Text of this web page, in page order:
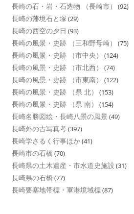
長崎の石・岩・石造物 （長崎市） (92)
長崎の藩境石と塚 (29)
長崎の西空の夕日 (93)
長崎の風景・史跡 （三和野母崎） (75)
長崎の風景・史跡 （市中央） (124)
長崎の風景・史跡 （市北西） (74)
長崎の風景・史跡 （市東南） (122)
長崎の風景・史跡 （県 北） (153)
長崎の風景・史跡 （県 南） (154)
長崎名勝図絵・長崎八景の風景 (49)
長崎外の古写真考(397)
長崎学さるく行事ほか(41)
長崎市の石橋 (70)
長崎県の土木遺産・市水道史施設 (31)
長崎県の石橋 (77)
長崎要塞地帯標・軍港境域標(87)